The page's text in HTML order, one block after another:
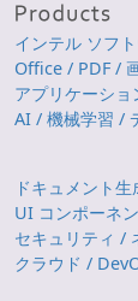
インテル ソフ
Office / PDF /
アプリケーショ
AI / 機械学習 /
ドキュメント
UI コンポーネ
セキュリティ /
クラウド /